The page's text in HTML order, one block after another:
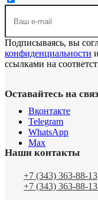
Подписываясь, вы
конфиденциальности и
ссылками на
Оставайтесь на
Вконтакте
Telegram
WhatsApp
Max
Наши контакты
+7 (343) 363-88-13
+7 (343) 363-88-13